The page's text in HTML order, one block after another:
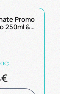
Promo
250ml &